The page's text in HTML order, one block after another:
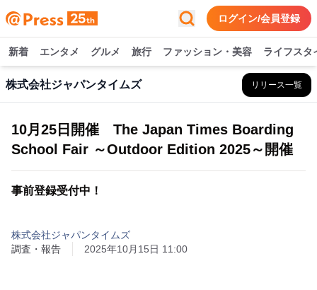
ログイン/会員登録
新着 エンタメ グルメ 旅行 ファッション・美容 ライフスタ
株式会社ジャパンタイムズ リリース一覧
10月25日開催 The Japan Times Boarding
School Fair ～Outdoor Edition 2025～開催
事前登録受付中！
株式会社ジャパンタイムズ
調査・報告
2025年10月15日 11:00